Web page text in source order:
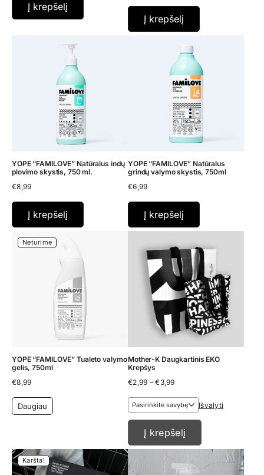
Į krepšelį
Į krepšelį
YOPE “FAMILOVE” Natūralus indų
plovimo skystis, 750 ml.
€8,99
Į krepšelį
YOPE “FAMILOVE” Natūralus
grindų valymo skystis, 750ml
€6,99
Į krepšelį
Neturime
YOPE “FAMILOVE” Tualeto valymo
gelis, 750ml
€8,99
Daugiau
Mother-K Daugkartinis EKO
Krepšys
€2,99 – € 3,99Price
€2,99
throughIšvalyti
Į krepšelį
Karšta!